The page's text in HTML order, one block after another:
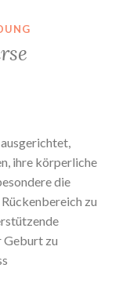
ihre körperliche
die
zu
Geburt zu